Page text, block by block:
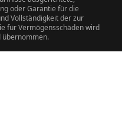
oder Garantie für die
Vollständigkeit der zur
für Vermögensschäden wird
übernommen.